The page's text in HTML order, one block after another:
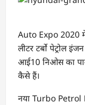
Auto Expo 2020
लीटर टर्बो पेट्रोल
आई10 निओस का
कैसे हैं।
नया Turbo Petrol